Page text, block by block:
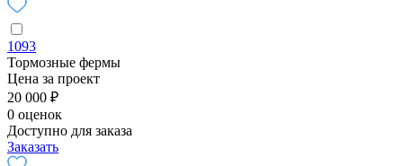
1093
Тормозные фермы
Цена за проект
20 000 ₽
0 оценок
Доступно для заказа
Заказать